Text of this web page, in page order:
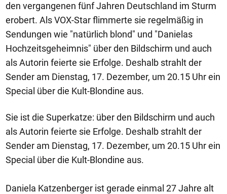
den vergangenen fünf Jahren Deutschland im Sturm
erobert. Als VOX-Star flimmerte sie regelmäßig in
Sendungen wie "natürlich blond" und "Danielas
Hochzeitsgeheimnis" über den Bildschirm und auch
als Autorin feierte sie Erfolge. Deshalb strahlt der
Sender am Dienstag, 17. Dezember, um 20.15 Uhr ein
Special über die Kult-Blondine aus.
Sie ist die Superkatze: über den Bildschirm und auch
als Autorin feierte sie Erfolge. Deshalb strahlt der
Sender am Dienstag, 17. Dezember, um 20.15 Uhr ein
Special über die Kult-Blondine aus.
Daniela Katzenberger ist gerade einmal 27 Jahre alt